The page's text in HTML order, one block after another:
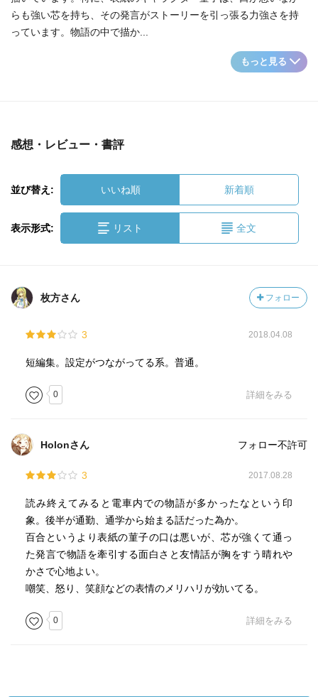
らも強い芯を持ち、その発言がストーリーを引っ張る力強さを持
っています。物語の中で描か...
もっと見る
感想・レビュー・書評
並び替え: いいね順 新着順
表示形式: リスト 全文
枚方さん フォロー
3 2018.04.08
短編集。設定がつながってる系。普通。
0 詳細をみる
Holonさん フォロー不許可
3 2017.08.28
読み終えてみると電車内での物語が多かったなという印
象。後半が通勤、通学から始まる話だった為か。
百合というより表紙の菫子の口は悪いが、芯が強くて通っ
た発言で物語を牽引する面白さと友情話が胸をすう晴れや
かさで心地よい。
嘲笑、怒り、笑顔などの表情のメリハリが効いてる。
0 詳細をみる